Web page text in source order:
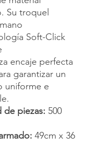
Su troquel
Soft-Click
encaje perfecta
garantizar un
uniforme e
de piezas: 500
49cm x 36